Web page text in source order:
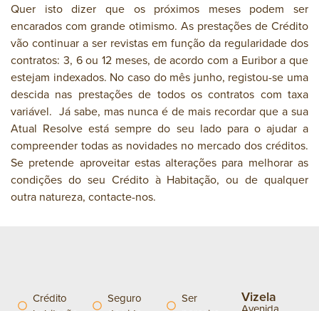
Quer isto dizer que os próximos meses podem ser
encarados com grande otimismo. As prestações de Crédito
vão continuar a ser revistas em função da regularidade dos
contratos: 3, 6 ou 12 meses, de acordo com a Euribor a que
estejam indexados. No caso do mês junho, registou-se uma
descida nas prestações de todos os contratos com taxa
variável. Já sabe, mas nunca é de mais recordar que a sua
Atual Resolve está sempre do seu lado para o ajudar a
compreender todas as novidades no mercado dos créditos.
Se pretende aproveitar estas alterações para melhorar as
condições do seu Crédito à Habitação, ou de qualquer
outra natureza, contacte-nos.
Crédito
Seguro
Ser
Vizela